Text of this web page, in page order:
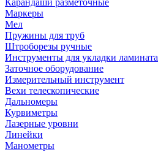
Карандаши разметочные
Маркеры
Мел
Пружины для труб
Штроборезы ручные
Инструменты для укладки ламината
Заточное оборудование
Измерительный инструмент
Вехи телескопические
Дальномеры
Курвиметры
Лазерные уровни
Линейки
Манометры